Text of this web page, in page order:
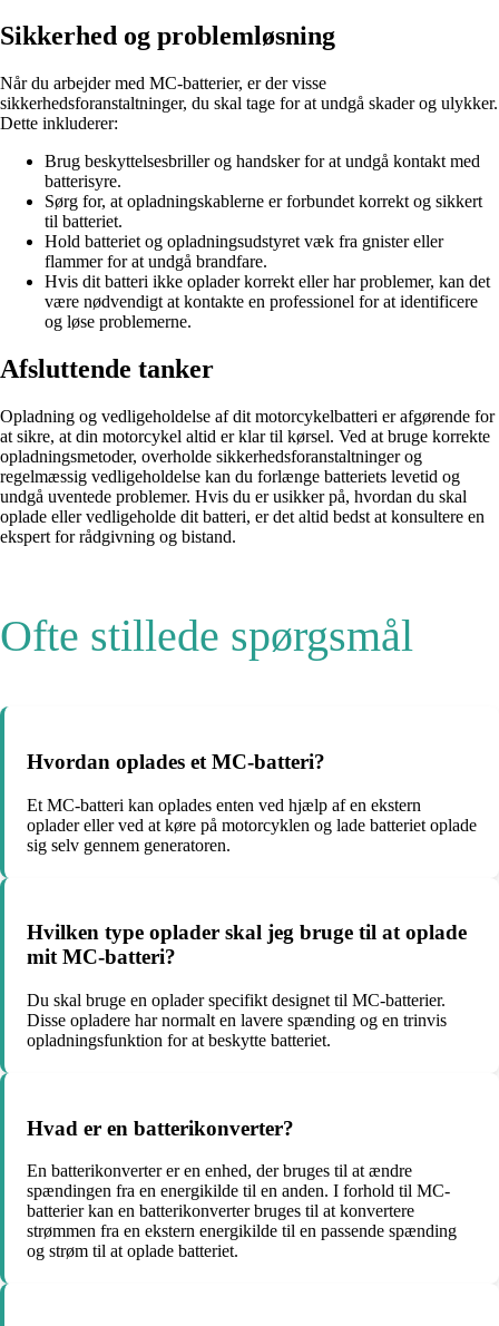
Sikkerhed og problemløsning
Når du arbejder med MC-batterier, er der visse
sikkerhedsforanstaltninger, du skal tage for at undgå skader og ulykker.
Dette inkluderer:
Brug beskyttelsesbriller og handsker for at undgå kontakt med
batterisyre.
Sørg for, at opladningskablerne er forbundet korrekt og sikkert
til batteriet.
Hold batteriet og opladningsudstyret væk fra gnister eller
flammer for at undgå brandfare.
Hvis dit batteri ikke oplader korrekt eller har problemer, kan det
være nødvendigt at kontakte en professionel for at identificere
og løse problemerne.
Afsluttende tanker
Opladning og vedligeholdelse af dit motorcykelbatteri er afgørende for
at sikre, at din motorcykel altid er klar til kørsel. Ved at bruge korrekte
opladningsmetoder, overholde sikkerhedsforanstaltninger og
regelmæssig vedligeholdelse kan du forlænge batteriets levetid og
undgå uventede problemer. Hvis du er usikker på, hvordan du skal
oplade eller vedligeholde dit batteri, er det altid bedst at konsultere en
ekspert for rådgivning og bistand.
Ofte stillede spørgsmål
Hvordan oplades et MC-batteri?
Et MC-batteri kan oplades enten ved hjælp af en ekstern
oplader eller ved at køre på motorcyklen og lade batteriet oplade
sig selv gennem generatoren.
Hvilken type oplader skal jeg bruge til at oplade
mit MC-batteri?
Du skal bruge en oplader specifikt designet til MC-batterier.
Disse opladere har normalt en lavere spænding og en trinvis
opladningsfunktion for at beskytte batteriet.
Hvad er en batterikonverter?
En batterikonverter er en enhed, der bruges til at ændre
spændingen fra en energikilde til en anden. I forhold til MC-
batterier kan en batterikonverter bruges til at konvertere
strømmen fra en ekstern energikilde til en passende spænding
og strøm til at oplade batteriet.